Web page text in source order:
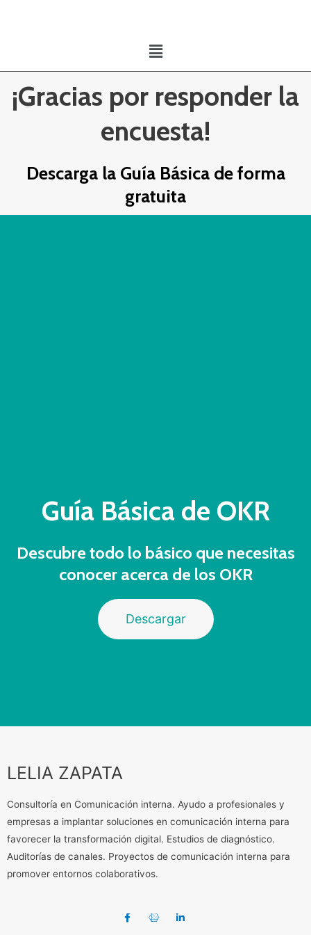
Menú
¡Gracias por responder la
encuesta!
Descarga la Guía Básica de forma
gratuita
Guía Básica de OKR
Descubre todo lo básico que necesitas
conocer acerca de los OKR
Descargar
LELIA ZAPATA
Consultoría en Comunicación interna. Ayudo a profesionales y
empresas a implantar soluciones en comunicación interna para
favorecer la transformación digital. Estudios de diagnóstico.
Auditorías de canales. Proyectos de comunicación interna para
promover entornos colaborativos.